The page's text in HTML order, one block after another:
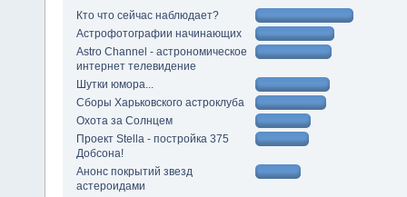
Кто что сейчас наблюдает?
Астрофотографии начинающих
Astro Channel - астрономическое
интернет телевидение
Шутки юмора...
Сборы Харьковского астроклуба
Охота за Солнцем
Проект Stella - постройка 375
Добсона!
Анонс покрытий звезд
астероидами